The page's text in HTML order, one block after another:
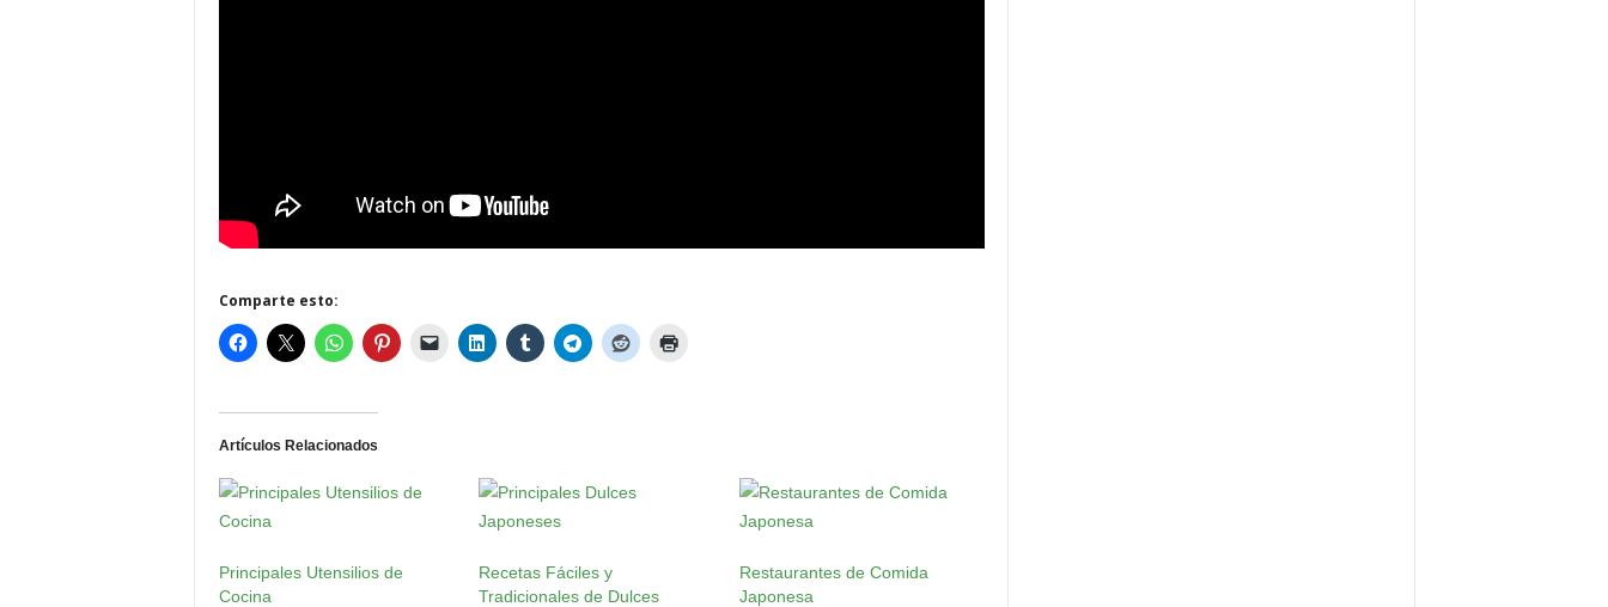
Comparte esto:
Artículos Relacionados
Principales Utensilios de
Cocina
Recetas Fáciles y
Tradicionales de Dulces
Restaurantes de Comida
Japonesa